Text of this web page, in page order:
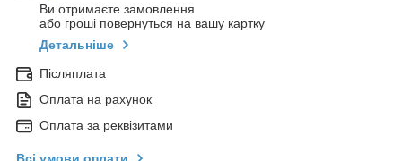
Ви отримаєте замовлення
або гроші повернуться на вашу картку
Детальніше
Післяплата
Оплата на рахунок
Оплата за реквізитами